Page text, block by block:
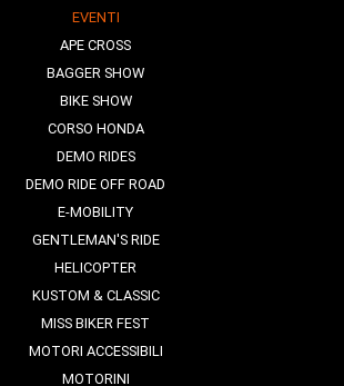
EVENTI
APE CROSS
BAGGER SHOW
BIKE SHOW
CORSO HONDA
DEMO RIDES
DEMO RIDE OFF ROAD
E-MOBILITY
GENTLEMAN'S RIDE
HELICOPTER
KUSTOM & CLASSIC
MISS BIKER FEST
MOTORI ACCESSIBILI
MOTORINI